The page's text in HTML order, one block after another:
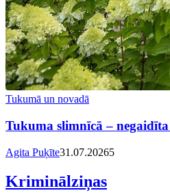
Tukumā un novadā
Tukuma slimnīcā –
Agita Puķīte31.07.20265
Kriminālziņas